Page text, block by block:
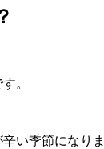
。
い季節になり